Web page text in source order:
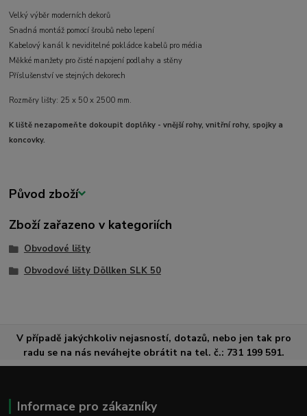
Velký výběr moderních dekorů
Snadná montáž pomocí šroubů nebo lepení
Kabelový kanál k neviditelné pokládce kabelů pro média
Měkké manžety pro čisté napojení podlahy a stěny
Příslušenství ve stejných dekorech
Rozměry lišty: 25 x 50 x 2500 mm.
K liště nezapomeňte dokoupit doplňky - vnější rohy, vnitřní rohy, spojky a
koncovky.
Původ zboží
Zboží zařazeno v kategoriích
Obvodové lišty
Obvodové lišty Döllken SLK 50
V případě jakýchkoliv nejasností, dotazů, nebo jen tak pro
radu se na nás neváhejte obrátit na tel. č.: 731 199 591.
Informace pro zákazníky